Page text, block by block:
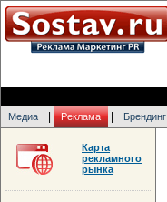
Медиа Реклама Брендинг
Карта
рекламного
рынка